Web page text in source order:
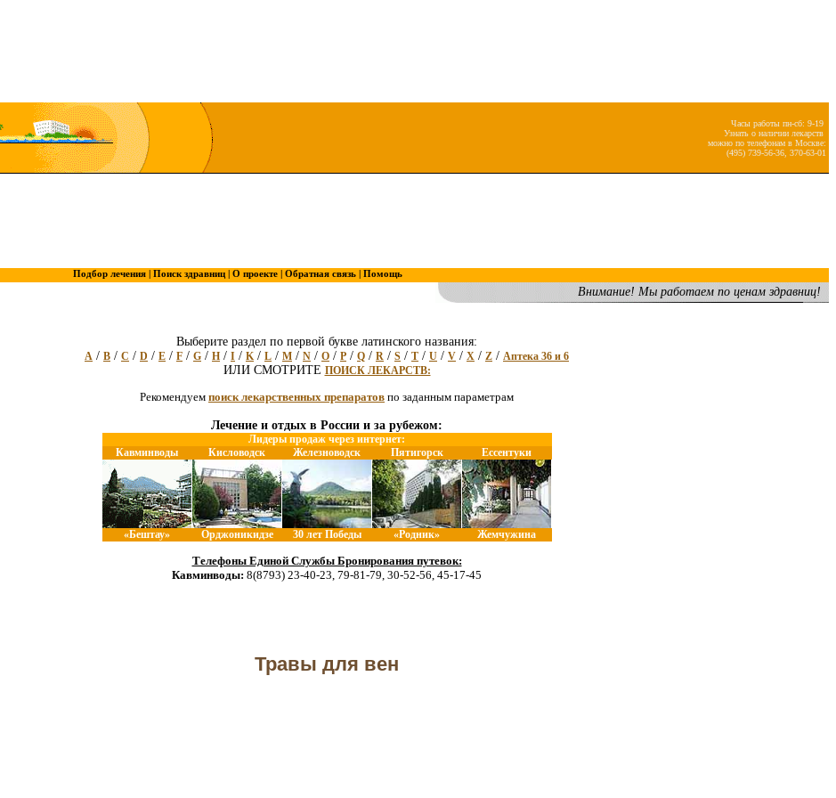
Часы работы пн-сб: 9-19
Узнать о наличии лекарств
можно по телефонам в Москве:
(495) 739-56-36, 370-63-01
Подбор лечения | Поиск здравниц | О проекте | Обратная связь | Помощь
Внимание! Мы работаем по ценам здравниц!
Выберите раздел по первой букве латинского названия:
A / B / C / D / E / F / G / H / I / K/ L / M / N / O / P / Q / R / S / T / U / V / X / Z / Аптека 36 и 6
ИЛИ СМОТРИТЕ ПОИСК ЛЕКАРСТВ:
Рекомендуем поиск лекарственных препаратов по заданным параметрам
Лечение и отдых в России и за рубежом:
Лидеры продаж через интернет:
Кавминводы
Кисловодск Железноводск Пятигорск Ессентуки
«Бештау» Орджоникидзе 30 лет Победы «Родник» Жемчужина
Телефоны Единой Службы Бронирования путевок:
Кавминводы: 8(8793) 23-40-23, 79-81-79, 30-52-56, 45-17-45
Травы для вен